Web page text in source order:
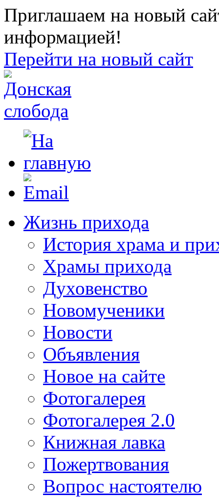
Приглашаем на новый
информацией!
Перейти на новый сайт
Жизнь прихода
История храма и
Храмы прихода
Духовенство
Новомученики
Новости
Объявления
Новое на сайте
Фотогалерея
Фотогалерея 2.0
Книжная лавка
Пожертвования
Вопрос настоятелю